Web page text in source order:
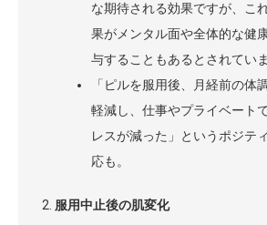
な期待される効果ですが、こ
果がメンタル面や全体的な健
与することもあるとされていま
「ピルを服用後、月経前の体
軽減し、仕事やプライベート
レスが減った」というポジテ
応も。
服用中止後の肌変化